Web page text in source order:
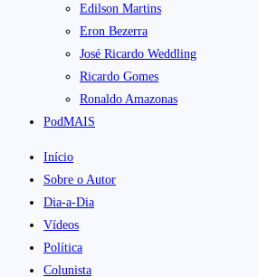
Edilson Martins
Eron Bezerra
José Ricardo Weddling
Ricardo Gomes
Ronaldo Amazonas
PodMAIS
Início
Sobre o Autor
Dia-a-Dia
Vídeos
Política
Colunista